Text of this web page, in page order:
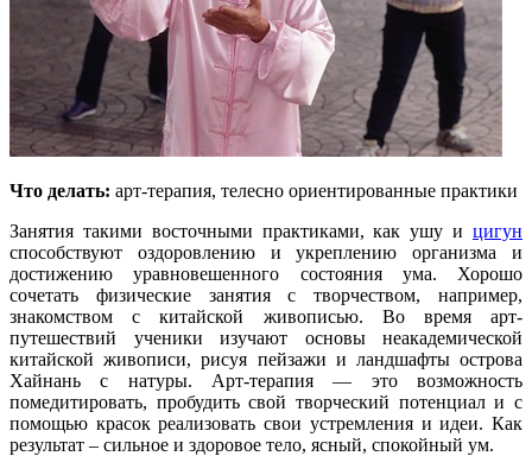
Что делать: арт-терапия, телесно ориентированные практики
Занятия такими восточными практиками, как ушу и цигун
способствуют оздоровлению и укреплению организма и
достижению уравновешенного состояния ума. Хорошо
сочетать физические занятия с творчеством, например,
знакомством с китайской живописью. Во время арт-
путешествий ученики изучают основы неакадемической
китайской живописи, рисуя пейзажи и ландшафты острова
Хайнань с натуры. Арт-терапия — это возможность
помедитировать, пробудить свой творческий потенциал и с
помощью красок реализовать свои устремления и идеи. Как
результат – сильное и здоровое тело, ясный, спокойный ум.